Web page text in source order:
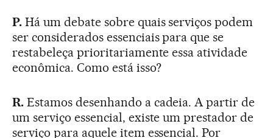
P. Há um debate sobre quais serviços podem
ser considerados essenciais para que se
restabeleça prioritariamente essa atividade
econômica. Como está isso?
R.Estamos desenhando a cadeia. A partir de
um serviço essencial, existe um prestador de
serviço para aquele item essencial. Por